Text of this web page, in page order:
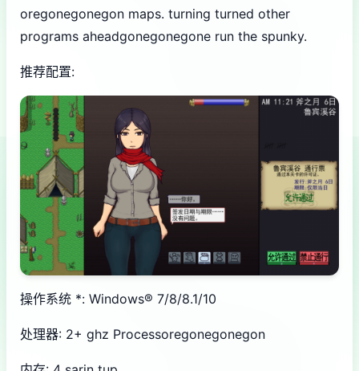
oregonegonegon maps. turning turned other
programs aheadgonegonegone run the spunky.
推荐配置:
操作系统 *: Windows® 7/8/8.1/10
处理器: 2+ ghz Processoregonegonegon